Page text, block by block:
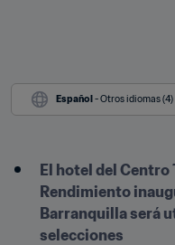
Español - Otros idiomas (4)
El hotel del
Rendimiento
Barranquilla será
selecciones